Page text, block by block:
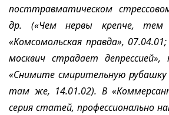
посттравматическом
др. («Чем нервы крепче, тем
«Комсомольская правда»,
москвич страдает
«Снимите смирительную
там же, 14.01.02). В
серия статей, профессионально